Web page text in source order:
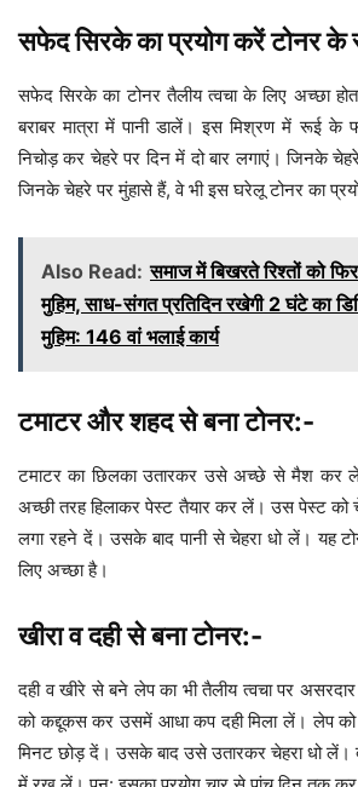
सफेद सिरके का प्रयोग करें टोनर
सफेद सिरके का टोनर तैलीय त्वचा के लिए अच्छा
बराबर मात्रा में पानी डालें। इस मिश्रण में रूई के
निचोड़ कर चेहरे पर दिन में दो बार लगाएं। जिनके
जिनके चेहरे पर मुंहासे हैं, वे भी इस घरेलू टोनर का
Also Read: समाज में बिखरते रिश्तों को
मुहिम, साध-संगत प्रतिदिन रखेगी 2 घंटे का
मुहिम: 146 वां भलाई कार्य
टमाटर और शहद से बना टोनर:-
टमाटर का छिलका उतारकर उसे अच्छे से मैश कर
अच्छी तरह हिलाकर पेस्ट तैयार कर लें। उस पेस्ट
लगा रहने दें। उसके बाद पानी से चेहरा धो लें। यह
लिए अच्छा है।
खीरा व दही से बना टोनर:-
दही व खीरे से बने लेप का भी तैलीय त्वचा पर
को कद्दूकस कर उसमें आधा कप दही मिला लें। लेप
मिनट छोड़ दें। उसके बाद उसे उतारकर चेहरा धो लें।